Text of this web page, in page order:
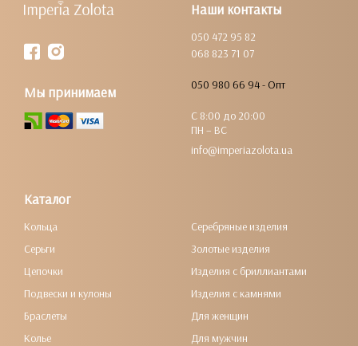
Наши контакты
050 472 95 82
068 823 71 07
050 980 66 94 - Опт
С 8:00 до 20:00
ПН – ВС
info@imperiazolota.ua
Мы принимаем
Каталог
Кольца
Серьги
Цепочки
Подвески и кулоны
Браслеты
Колье
Серебряные изделия
Золотые изделия
Изделия с бриллиантами
Изделия с камнями
Для женщин
Для мужчин